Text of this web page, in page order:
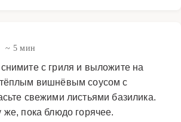
~ 5 мин
с гриля и выложите на
вишнёвым соусом с
свежими листьями базилика.
же, пока блюдо горячее.